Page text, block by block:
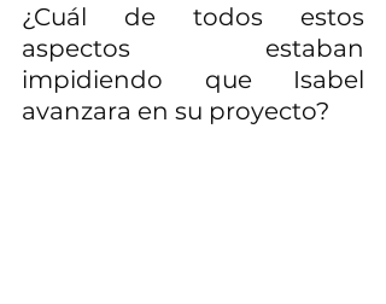
¿Cuál de todos estos
aspectos estaban
impidiendo que Isabel
avanzara en su proyecto?